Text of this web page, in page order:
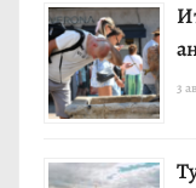
3